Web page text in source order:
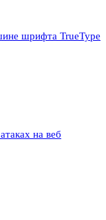
шрифта TrueType
на веб